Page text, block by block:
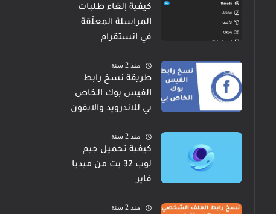
كيفية إلغاء طلبات
المراسلة المعلّقة
في انستقرام
منذ 2 سنة
طريقة نسخ رابط
الفيس بوك الخاص
بي للاندرويد والايفون
منذ 2 سنة
كيفية تحميل جيم
لوب 32 بت من ميديا
فاير
منذ 2 سنة